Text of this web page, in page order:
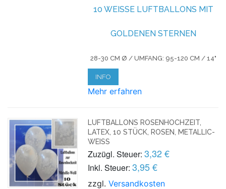
10 WEISSE LUFTBALLONS MIT G
OLDENEN STERNEN
28-30 CM Ø / UMFANG: 95-120 CM / 14"
INFO
Mehr erfahren
LUFTBALLONS ROSENHOCHZEIT,
LATEX, 10 STÜCK, ROSEN, METALLIC-
WEISS
Zuzügl. Steuer: 3,32 €
Inkl. Steuer: 3,95 €
zzgl.Versandkosten